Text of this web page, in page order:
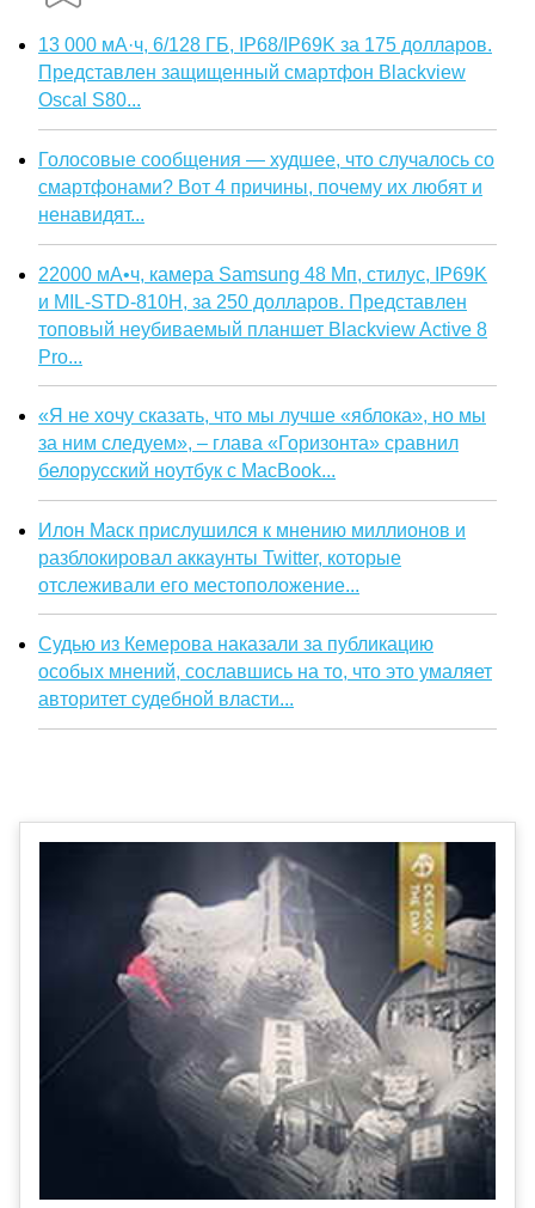
13 000 мА·ч, 6/128 ГБ, IP68/IP69K за 175 долларов.
Представлен защищенный смартфон Blackview
Oscal S80...
Голосовые сообщения — худшее, что случалось со
смартфонами? Вот 4 причины, почему их любят и
ненавидят...
22000 мА•ч, камера Samsung 48 Мп, стилус, IP69K
и MIL-STD-810H, за 250 долларов. Представлен
топовый неубиваемый планшет Blackview Active 8
Pro...
«Я не хочу сказать, что мы лучше «яблока», но мы
за ним следуем», – глава «Горизонта» сравнил
белорусский ноутбук с MacBook...
Илон Маск прислушился к мнению миллионов и
разблокировал аккаунты Twitter, которые
отслеживали его местоположение...
Судью из Кемерова наказали за публикацию
особых мнений, сославшись на то, что это умаляет
авторитет судебной власти...